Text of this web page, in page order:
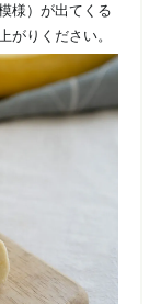
様）が出てくる
がりください。